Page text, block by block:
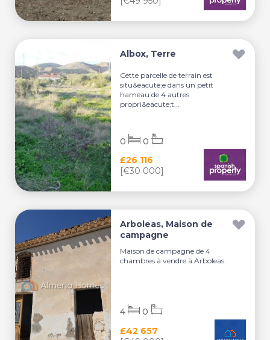
Albox, Terre
Cette parcelle de terrain est
situ&eacute;e dans un petit
hameau de 4 autres
propri&eacute;t...
£26 116
[€30 000]
0 0
Arboleas, Maison de
campagne
Maison de campagne de 4
chambres à vendre à Arboleas.
£42 657
4 0